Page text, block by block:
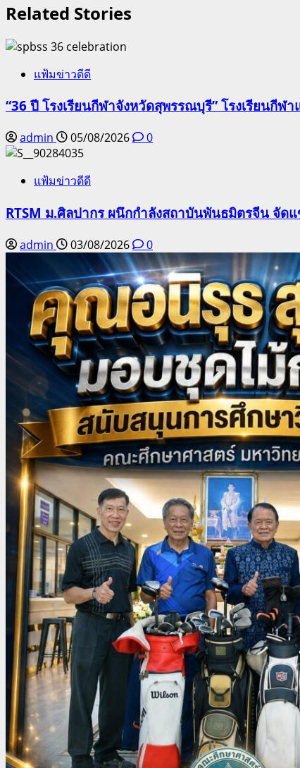
Related Stories
แฟ้มข่าวดีดี
“36 ปี โรงเรียนกีฬาจังหวัดสุพรรณบุรี” โรงเรียนกี
admin 05/08/2026 0
แฟ้มข่าวดีดี
RTSM ม.ศิลปากร ผนึกกำลังสถาบันพันธมิตรจีน จัด
admin 03/08/2026 0